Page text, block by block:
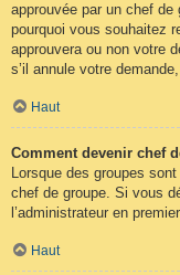
approuvée par un chef de
pourquoi vous souhaitez
approuvera ou non votre
s’il annule votre
Haut
Comment devenir chef
Lorsque des groupes
chef de groupe. Si vous
l’administrateur en
Haut